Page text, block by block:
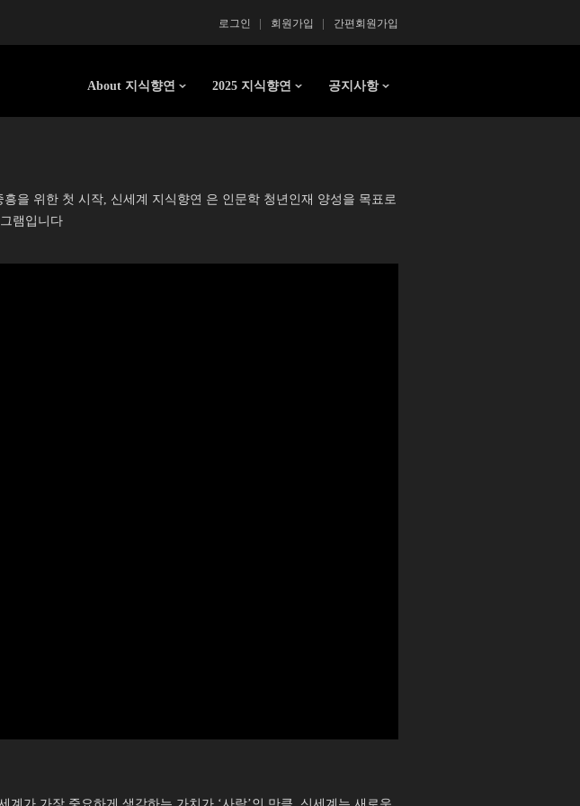
간편회원가입
회원가입
로그인
About 지식향연 2025 지식향연 공지사항